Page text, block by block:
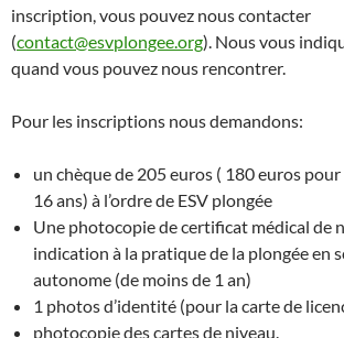
inscription, vous pouvez nous contacter
(contact@esvplongee.org). Nous vous
quand vous pouvez nous rencontrer.
Pour les inscriptions nous demandons:
un chèque de 205 euros ( 180 euros
16 ans) à l’ordre de ESV plongée
Une photocopie de certificat médical de
indication à la pratique de la plongée en
autonome (de moins de 1 an)
1 photos d’identité (pour la carte de
photocopie des cartes de niveau.